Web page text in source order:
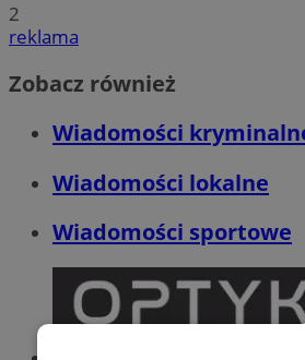
2
reklama
Zobacz również
Wiadomości
Wiadomości lokalne
Wiadomości sportowe